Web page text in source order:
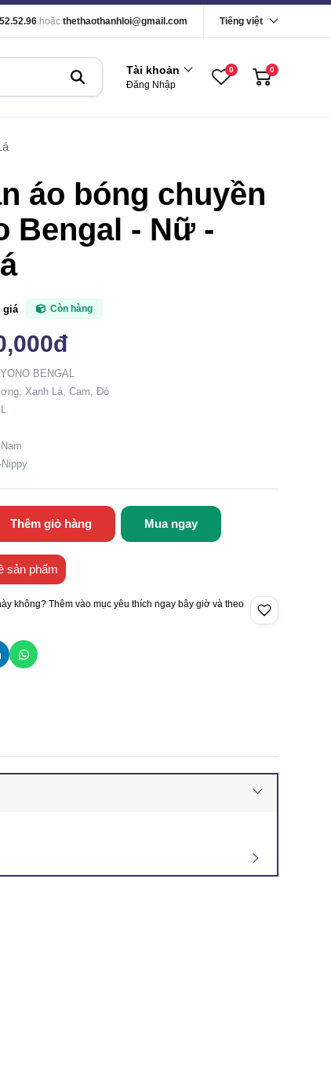
hoặc thethaothanhloi@gmail.com Tiếng việt
Tài khoản
Đăng Nhập
0 0
áo bóng chuyền
Bengal - Nữ -
giá Còn hàng
BENGAL
Xanh Lá, Cam, Đỏ
Thêm giỏ hàng Mua ngay
sản phẩm
không? Thêm vào mục yêu thích ngay bây giờ và theo